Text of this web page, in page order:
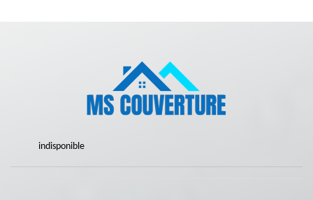
indisponible